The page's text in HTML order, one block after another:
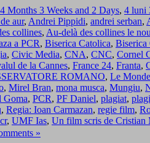
Months 3 Weeks and 2 Days, 4 luni
aur, Andrei Pippidi, andrei serban,
collines, Au-delà des collines le
a PCR, Biserica Catolica, Biserica
, Civic Media, CNA, CNC, Cornel
de la Cannes, France 24, Franta,
ROMANO, Le Monde
, Mirel Bran, mona musca, Mungiu,
Goma, PCR, PF Daniel, plagiat,
, Regia: Ioan Carmazan, regie film,
, UMF Ias, Un film scris de Cristian
»